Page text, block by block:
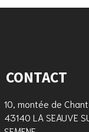
CONTACT
10, montée de
43140 LA SEAUVE